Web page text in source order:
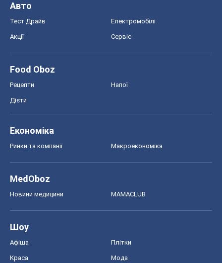
Авто
Тест Драйв Електромобілі
Акції Сервіс
Food Oboz
Рецепти Напої
Дієти
Економіка
Ринки та компанії Макроекономіка
MedOboz
Новини медицини MAMACLUB
Шоу
Афіша Плітки
Краса Мода